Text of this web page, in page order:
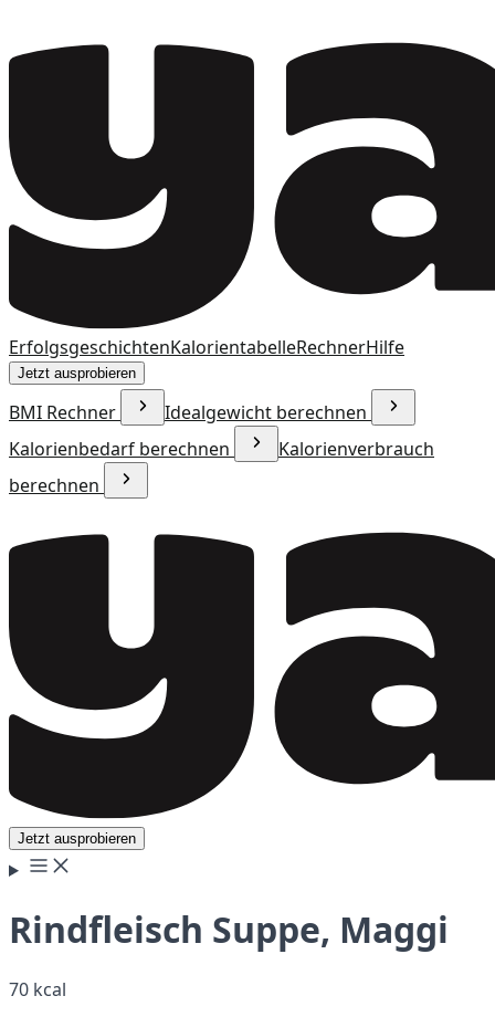
ErfolgsgeschichtenKalorientabelleRechnerHilfe
Jetzt ausprobieren
BMI Rechner
Idealgewicht berechnen
Kalorienbedarf berechnen
Kalorienverbrauch
berechnen
Jetzt ausprobieren
Rindfleisch Suppe, Maggi
70 kcal